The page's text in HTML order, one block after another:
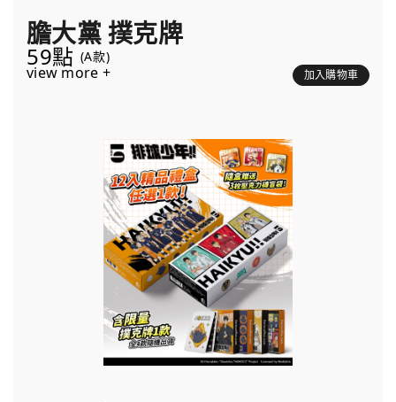
膽大黨 撲克牌
59點 (A款)
view more + 加入購物車